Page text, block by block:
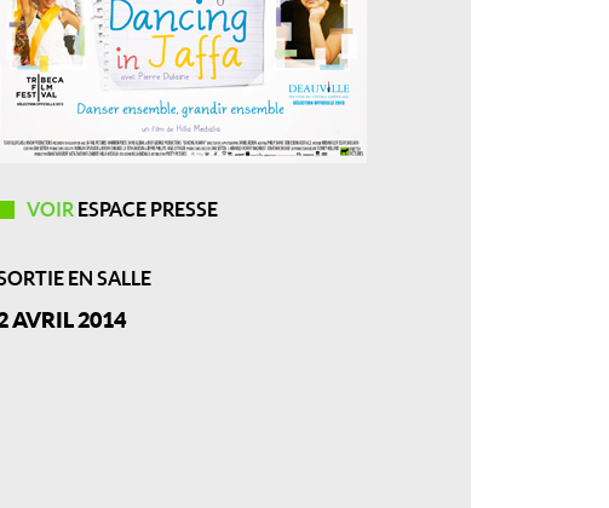
VOIR ESPACE PRESSE
EN SALLE
AVRIL 2014